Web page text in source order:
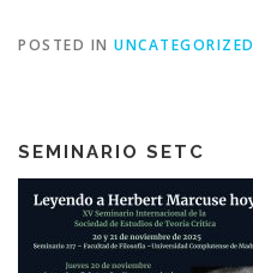
POSTED IN UNCATEGORIZED
SEMINARIO SETC